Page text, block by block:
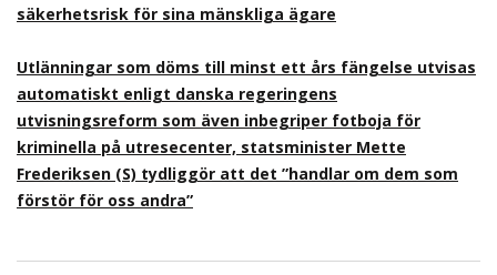
säkerhetsrisk för sina mänskliga ägare
Utlänningar som döms till minst ett års fängelse utvisas
automatiskt enligt danska regeringens
utvisningsreform som även inbegriper fotboja för
kriminella på utresecenter, statsminister Mette
Frederiksen (S) tydliggör att det ”handlar om dem som
förstör för oss andra”